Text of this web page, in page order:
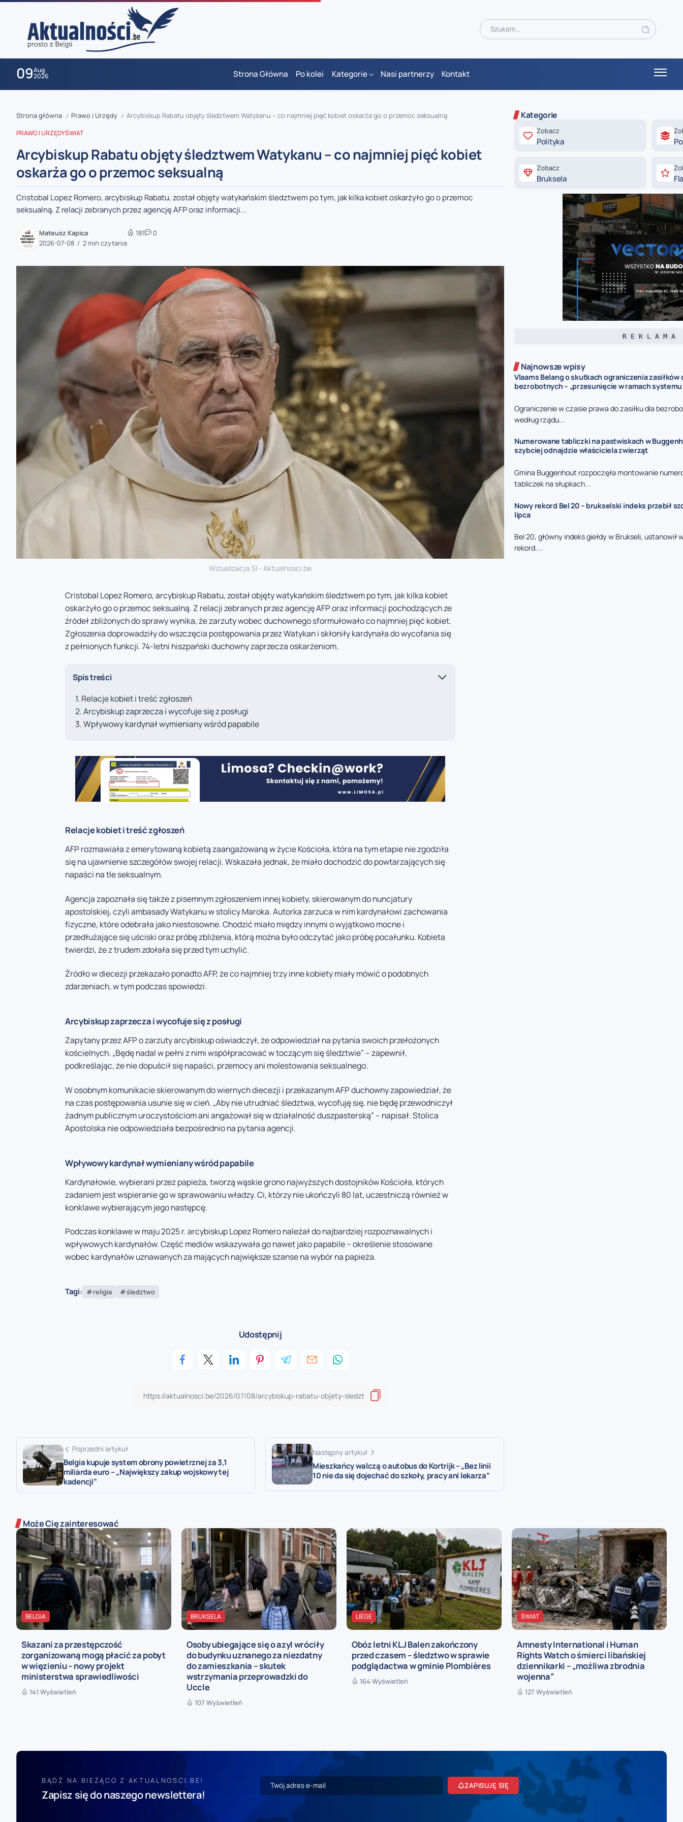
09Aug
2026 Strona Główna Po kolei Kategorie Nasi partnerzy Kontakt
zaobserwuj nas
zaobserwuj nas
zaobserwuj nas
Strona główna / Prawo i Urzędy / Arcybiskup Rabatu objęty śledztwem Watykanu – co najmniej pięć kobiet oskarża go o przemoc seksualną
PRAWO I URZĘDYŚWIAT
Arcybiskup Rabatu objęty śledztwem Watykanu – co najmniej pięć kobiet
oskarża go o przemoc seksualną
Cristobal Lopez Romero, arcybiskup Rabatu, został objęty watykańskim śledztwem po tym, jak kilka kobiet oskarżyło go o przemoc
seksualną. Z relacji zebranych przez agencję AFP oraz informacji...
Mateusz Kapica
2026-07-08
2 min czytania
181 0
Wizualizacja SI - Aktualnosci.be
Cristobal Lopez Romero, arcybiskup Rabatu, został objęty watykańskim śledztwem po tym, jak kilka kobiet
oskarżyło go o przemoc seksualną. Z relacji zebranych przez agencję AFP oraz informacji pochodzących ze
źródeł zbliżonych do sprawy wynika, że zarzuty wobec duchownego sformułowało co najmniej pięć kobiet.
Zgłoszenia doprowadziły do wszczęcia postępowania przez Watykan i skłoniły kardynała do wycofania się
z pełnionych funkcji. 74-letni hiszpański duchowny zaprzecza oskarżeniom.
Spis treści
Relacje kobiet i treść zgłoszeń
Arcybiskup zaprzecza i wycofuje się z posługi
Wpływowy kardynał wymieniany wśród papabile
Relacje kobiet i treść zgłoszeń
AFP rozmawiała z emerytowaną kobietą zaangażowaną w życie Kościoła, która na tym etapie nie zgodziła
się na ujawnienie szczegółów swojej relacji. Wskazała jednak, że miało dochodzić do powtarzających się
napaści na tle seksualnym.
Agencja zapoznała się także z pisemnym zgłoszeniem innej kobiety, skierowanym do nuncjatury
apostolskiej, czyli ambasady Watykanu w stolicy Maroka. Autorka zarzuca w nim kardynałowi zachowania
fizyczne, które odebrała jako niestosowne. Chodzić miało między innymi o wyjątkowo mocne i
przedłużające się uściski oraz próbę zbliżenia, którą można było odczytać jako próbę pocałunku. Kobieta
twierdzi, że z trudem zdołała się przed tym uchylić.
Źródło w diecezji przekazało ponadto AFP, że co najmniej trzy inne kobiety miały mówić o podobnych
zdarzeniach, w tym podczas spowiedzi.
Arcybiskup zaprzecza i wycofuje się z posługi
Zapytany przez AFP o zarzuty arcybiskup oświadczył, że odpowiedział na pytania swoich przełożonych
kościelnych. „Będę nadal w pełni z nimi współpracować w toczącym się śledztwie” – zapewnił,
podkreślając, że nie dopuścił się napaści, przemocy ani molestowania seksualnego.
W osobnym komunikacie skierowanym do wiernych diecezji i przekazanym AFP duchowny zapowiedział, że
na czas postępowania usunie się w cień. „Aby nie utrudniać śledztwa, wycofuję się, nie będę przewodniczył
żadnym publicznym uroczystościom ani angażował się w działalność duszpasterską” – napisał. Stolica
Apostolska nie odpowiedziała bezpośrednio na pytania agencji.
Wpływowy kardynał wymieniany wśród papabile
Kardynałowie, wybierani przez papieża, tworzą wąskie grono najwyższych dostojników Kościoła, których
zadaniem jest wspieranie go w sprawowaniu władzy. Ci, którzy nie ukończyli 80 lat, uczestniczą również w
konklawe wybierającym jego następcę.
Podczas konklawe w maju 2025 r. arcybiskup Lopez Romero należał do najbardziej rozpoznawalnych i
wpływowych kardynałów. Część mediów wskazywała go nawet jako papabile – określenie stosowane
wobec kardynałów uznawanych za mających największe szanse na wybór na papieża.
Tagi: religia śledztwo
Udostępnij
Poprzedni artykuł
Belgia kupuje system obrony powietrznej za 3,1
miliarda euro – „Największy zakup wojskowy tej
kadencji”
Następny artykuł
Mieszkańcy walczą o autobus do Kortrijk – „Bez linii
10 nie da się dojechać do szkoły, pracy ani lekarza”
Kategorie
Zobacz
Polityka
Zobacz
Bruksela
R E K L A M A
Najnowsze wpisy
Vlaams Belang o skutkach ograniczenia zasiłków
bezrobotnych – „przesunięcie w ramach systemu
Ograniczenie w czasie prawa do zasiłku dla
według rządu...
Numerowane tabliczki na pastwiskach w
szybciej odnajdzie właściciela zwierząt
Gmina Buggenhout rozpoczęła montowanie
tabliczek na słupkach...
Nowy rekord Bel 20 – brukselski indeks przebił
lipca
Bel 20, główny indeks giełdy w Brukseli, ustanowił
rekord....
Może Cię zainteresować
BELGIA
Skazani za przestępczość
zorganizowaną mogą płacić za pobyt
w więzieniu – nowy projekt
ministerstwa sprawiedliwości
141 Wyświetleń
BRUKSELA
Osoby ubiegające się o azyl wróciły
do budynku uznanego za niezdatny
do zamieszkania – skutek
wstrzymania przeprowadzki do
Uccle
107 Wyświetleń
LIÈGE
Obóz letni KLJ Balen zakończony
przed czasem – śledztwo w sprawie
podglądactwa w gminie Plombières
164 Wyświetleń
ŚWIAT
Amnesty International i Human
Rights Watch o śmierci libańskiej
dziennikarki – „możliwa zbrodnia
wojenna”
127 Wyświetleń
BĄDŹ NA BIEŻĄCO Z AKTUALNOSCI.BE!
Zapisz się do naszego newslettera!
ZAPISUJĘ SIĘ